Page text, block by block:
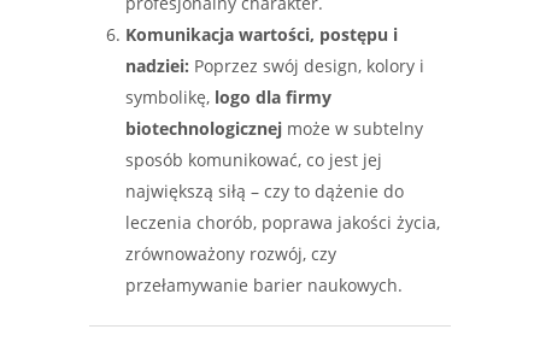
Komunikacja wartości, postępu i
nadziei: Poprzez swój design, kolory i
symbolikę, logo dla firmy
biotechnologicznej może w subtelny
sposób komunikować, co jest jej
największą siłą – czy to dążenie do
leczenia chorób, poprawa jakości życia,
zrównoważony rozwój, czy
przełamywanie barier naukowych.